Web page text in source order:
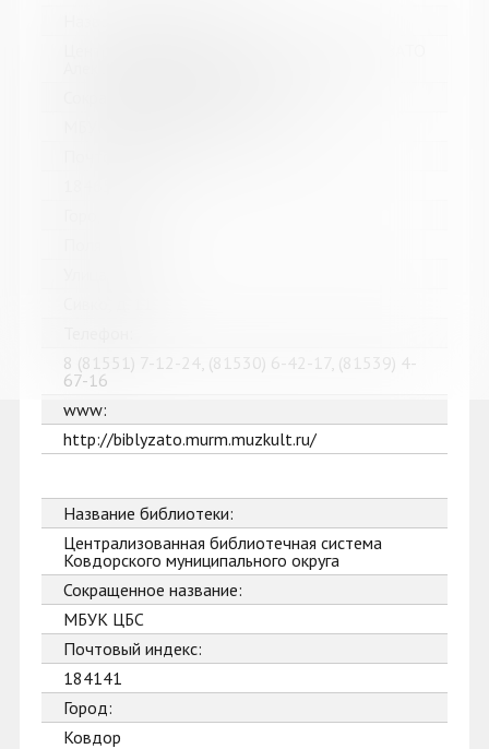
8 (81551) 7-12-24, (81530) 6-42-17, (81539) 4-
67-16
www:
http://biblyzato.murm.muzkult.ru/
Название библиотеки:
Централизованная библиотечная система
Ковдорского муниципального округа
Сокращенное название:
МБУК ЦБС
Почтовый индекс:
184141
Город:
Ковдор